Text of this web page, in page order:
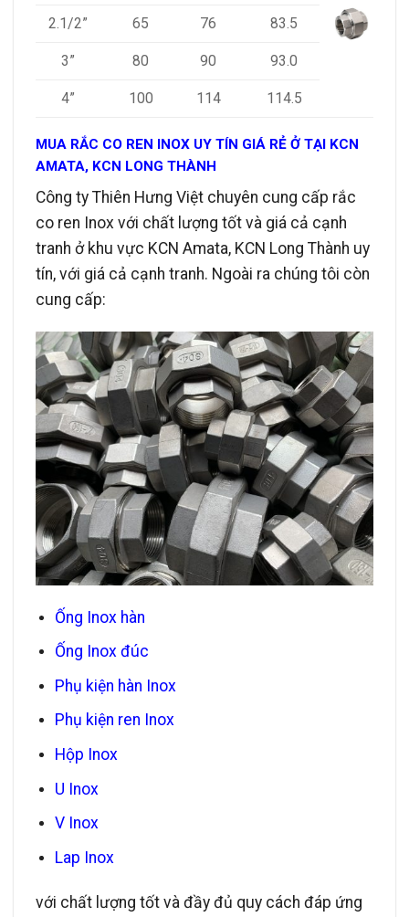
2.1/2” 65 76 83.5
3” 80 90 93.0
4” 100 114 114.5
MUA RẮC CO REN INOX UY TÍN GIÁ RẺ Ở TẠI KCN
AMATA, KCN LONG THÀNH
Công ty Thiên Hưng Việt chuyên cung cấp rắc
co ren Inox với chất lượng tốt và giá cả cạnh
tranh ở khu vực KCN Amata, KCN Long Thành uy
tín, với giá cả cạnh tranh. Ngoài ra chúng tôi còn
cung cấp:
Ống Inox hàn
Ống Inox đúc
Phụ kiện hàn Inox
Phụ kiện ren Inox
Hộp Inox
U Inox
V Inox
Lap Inox
với chất lượng tốt và đầy đủ quy cách đáp ứng